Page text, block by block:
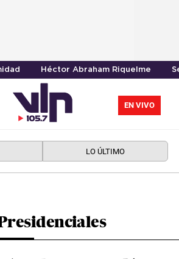
Héctor Abraham Riquelme
EN VIVO
LO ÚLTIMO